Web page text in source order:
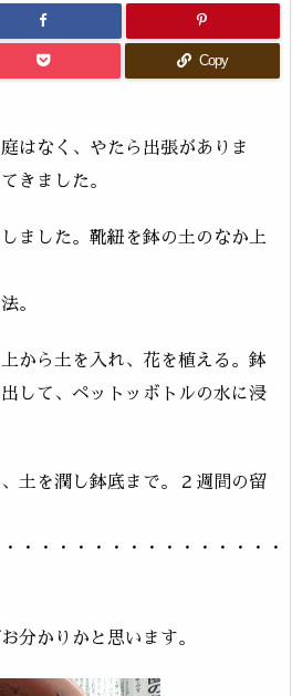
Copy
はなく、やたら出張がありま
きました。
ました。靴紐を鉢の土のなか上
。
から土を入れ、花を植える。鉢
して、ペットッボトルの水に浸
土を潤し鉢底まで。２週間の留
・・・・・・・・・・・・・・・
分かりかと思います。